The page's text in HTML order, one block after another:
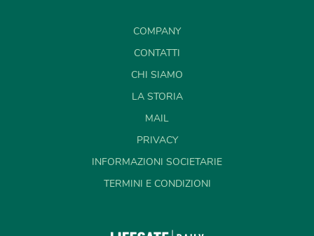
COMPANY
CONTATTI
CHI SIAMO
LA STORIA
MAIL
PRIVACY
INFORMAZIONI SOCIETARIE
TERMINI E CONDIZIONI